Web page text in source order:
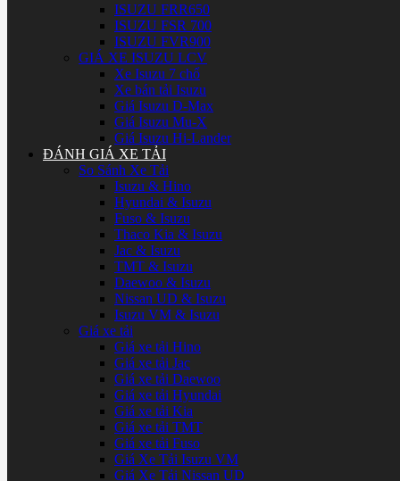
ISUZU FRR650
ISUZU FSR 700
ISUZU FVR900
GIÁ XE ISUZU LCV
Xe Isuzu 7 chổ
Xe bán tải Isuzu
Giá Isuzu D-Max
Giá Isuzu Mu-X
Giá Isuzu Hi-Lander
ĐÁNH GIÁ XE TẢI
So Sánh Xe Tải
Isuzu & Hino
Hyundai & Isuzu
Fuso & Isuzu
Thaco Kia & Isuzu
Jac & Isuzu
TMT & Isuzu
Daewoo & Isuzu
Nissan UD & Isuzu
Isuzu VM & Isuzu
Giá xe tải
Giá xe tải Hino
Giá xe tải Jac
Giá xe tải Daewoo
Giá xe tải Hyundai
Giá xe tải Kia
Giá xe tải TMT
Giá xe tải Fuso
Giá Xe Tải Isuzu VM
Giá Xe Tải Nissan UD